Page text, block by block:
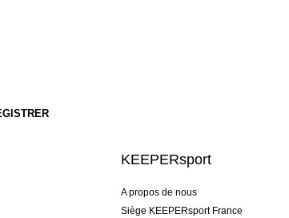
KEEPERsport
A propos de nous
Siège KEEPERsport France